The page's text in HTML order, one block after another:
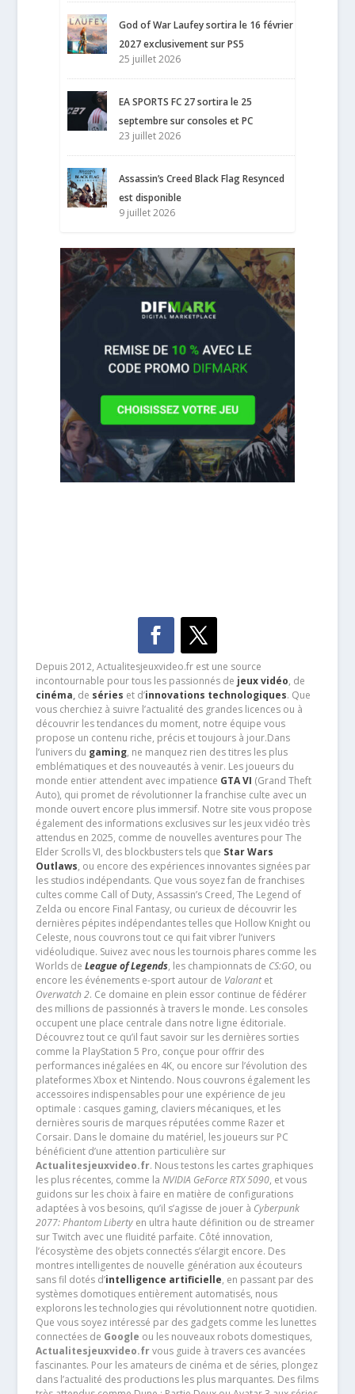
God of War Laufey sortira le 16 février
2027 exclusivement sur PS5
25 juillet 2026
EA SPORTS FC 27 sortira le 25
septembre sur consoles et PC
23 juillet 2026
Assassin’s Creed Black Flag Resynced
est disponible
9 juillet 2026
Depuis 2012, Actualitesjeuxvideo.fr est une source
incontournable pour tous les passionnés de jeux vidéo, de
cinéma,de séries et d’innovations technologiques. Que
vous cherchiez à suivre l’actualité des grandes licences ou à
découvrir les tendances du moment, notre équipe vous
propose un contenu riche, précis et toujours à jour.Dans
l’univers du gaming, ne manquez rien des titres les plus
emblématiques et des nouveautés à venir. Les joueurs du
monde entier attendent avec impatience GTA VI (Grand Theft
Auto), qui promet de révolutionner la franchise culte avec un
monde ouvert encore plus immersif. Notre site vous propose
également des informations exclusives sur les jeux vidéo très
attendus en 2025, comme de nouvelles aventures pour The
Elder Scrolls VI, des blockbusters tels que Star Wars
Outlaws, ou encore des expériences innovantes signées par
les studios indépendants. Que vous soyez fan de franchises
cultes comme Call of Duty, Assassin’s Creed, The Legend of
Zelda ou encore Final Fantasy, ou curieux de découvrir les
dernières pépites indépendantes telles que Hollow Knight ou
Celeste, nous couvrons tout ce qui fait vibrer l’univers
vidéoludique. Suivez avec nous les tournois phares comme les
Worlds de League of Legends, les championnats de CS:GO, ou
encore les événements e-sport autour de Valorantet
Overwatch 2. Ce domaine en plein essor continue de fédérer
des millions de passionnés à travers le monde. Les consoles
occupent une place centrale dans notre ligne éditoriale.
Découvrez tout ce qu’il faut savoir sur les dernières sorties
comme la PlayStation 5 Pro, conçue pour offrir des
performances inégalées en 4K, ou encore sur l’évolution des
plateformes Xbox et Nintendo. Nous couvrons également les
accessoires indispensables pour une expérience de jeu
optimale : casques gaming, claviers mécaniques, et les
dernières souris de marques réputées comme Razer et
Corsair. Dans le domaine du matériel, les joueurs sur PC
bénéficient d’une attention particulière sur
Actualitesjeuxvideo.fr. Nous testons les cartes graphiques
les plus récentes, comme la NVIDIA GeForce RTX 5090, et vous
guidons sur les choix à faire en matière de configurations
adaptées à vos besoins, qu’il s’agisse de jouer à Cyberpunk
2077: Phantom Libertyen ultra haute définition ou de streamer
sur Twitch avec une fluidité parfaite. Côté innovation,
l’écosystème des objets connectés s’élargit encore. Des
montres intelligentes de nouvelle génération aux écouteurs
sans fil dotés d’intelligence artificielle, en passant par des
systèmes domotiques entièrement automatisés, nous
explorons les technologies qui révolutionnent notre quotidien.
Que vous soyez intéressé par des gadgets comme les lunettes
connectées de Google ou les nouveaux robots domestiques,
Actualitesjeuxvideo.frvous guide à travers ces avancées
fascinantes. Pour les amateurs de cinéma et de séries, plongez
dans l’actualité des productions les plus marquantes. Des films